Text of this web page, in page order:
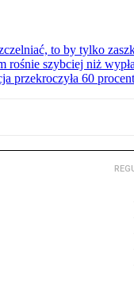
to by tylko
rośnie szybciej niż
przekroczyła 60 procent